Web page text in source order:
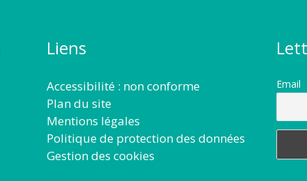
Liens
Accessibilité : non conforme
Plan du site
Mentions légales
Politique de protection des données
Gestion des cookies
Email